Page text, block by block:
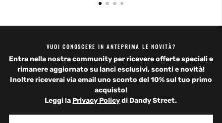
VUOI CONOSCERE IN ANTEPRIMA LE NOVITÀ?
Entra nella nostra community per ricevere offerte speciali e
rimanere aggiornato su lanci esclusivi, sconti e novità!
Inoltre riceverai via email uno sconto del 10%sul tuo primo
acquisto!
Leggi la Privacy Policydi Dandy Street.